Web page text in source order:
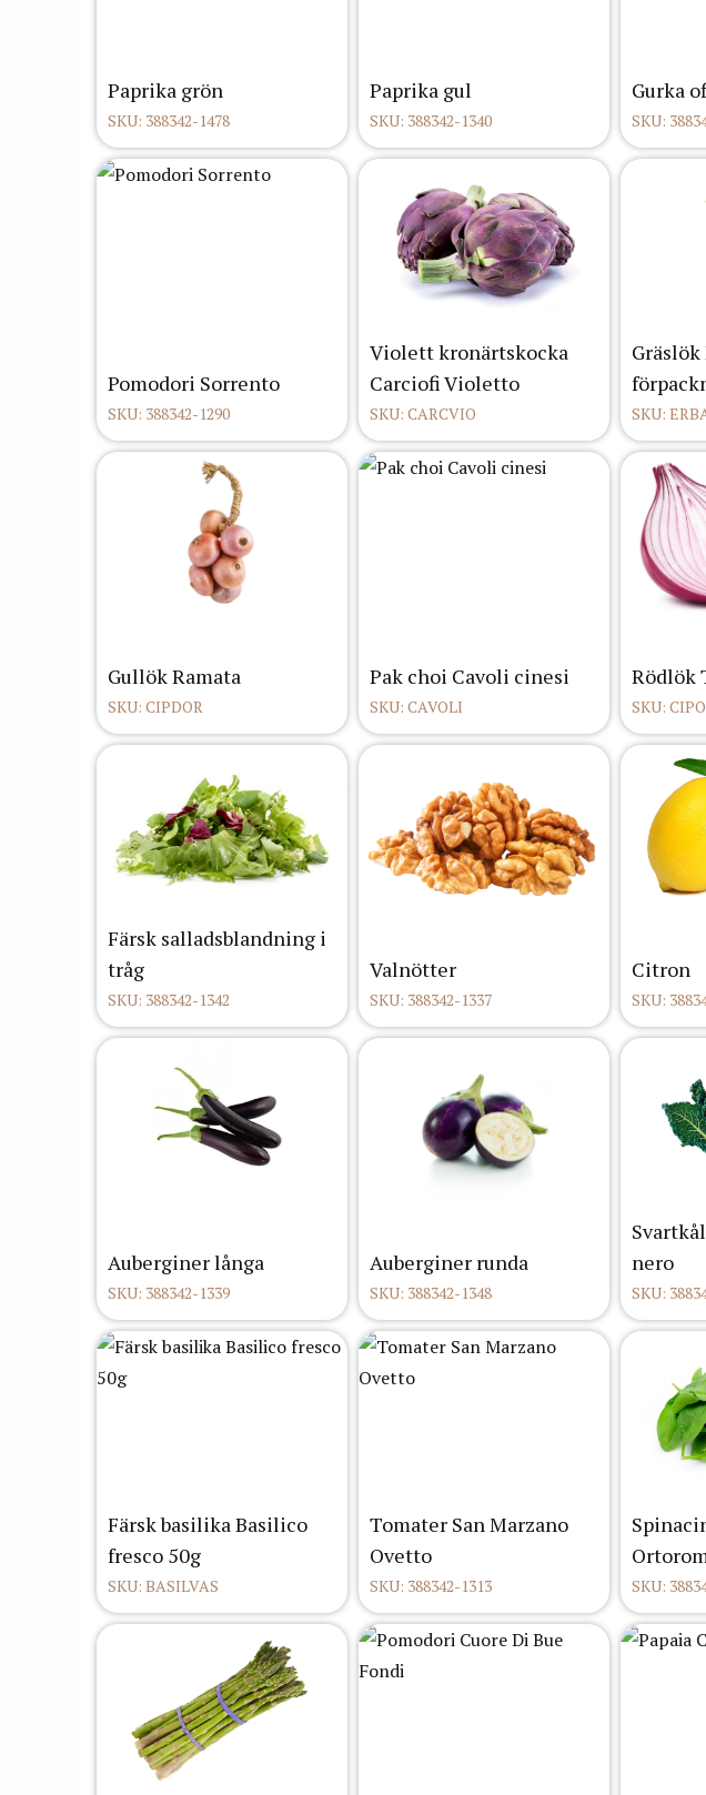
Paprika grön
SKU: 388342-1478
Paprika gul
SKU: 388342-1340
Gurka
SKU:
Pomodori Sorrento
SKU: 388342-1290
Violett kronärtskocka
Carciofi Violetto
SKU: CARCVIO SKU:
Gullök Ramata
SKU: CIPDOR
Pak choi Cavoli cinesi
SKU: CAVOLI
Rödlök
SKU:
Färsk salladsblandning i
tråg
SKU: 388342-1342
Valnötter
SKU: 388342-1337
Citron
SKU:
Auberginer långa
SKU: 388342-1339
Auberginer runda
SKU: 388342-1348
nero
SKU:
Färsk basilika Basilico
fresco 50g
SKU: BASILVAS
Tomater San Marzano
Ovetto
SKU: 388342-1313 SKU: